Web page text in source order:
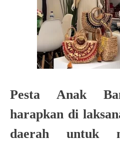
Pesta Anak
harapkan di
daerah untuk